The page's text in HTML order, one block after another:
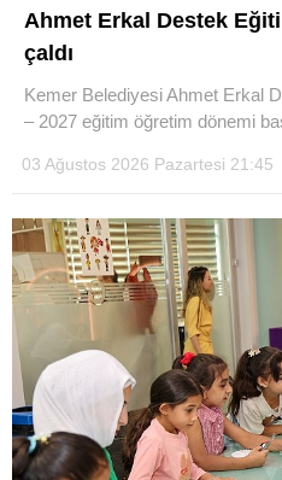
Ahmet Erkal Destek
çaldı
Kemer Belediyesi Ahmet Erkal
– 2027 eğitim öğretim dönemi
03 Ağustos 2026 Pazartesi 21:45